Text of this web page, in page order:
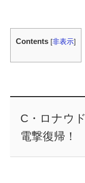
Contents [非表示]
C・ロナウ
電撃復帰！